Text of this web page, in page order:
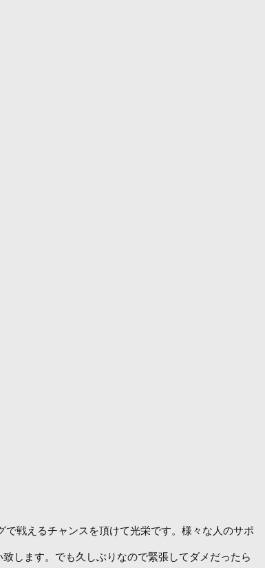
戦えるチャンスを頂けて光栄です。様々な人のサポ
します。でも久しぶりなので緊張してダメだったら